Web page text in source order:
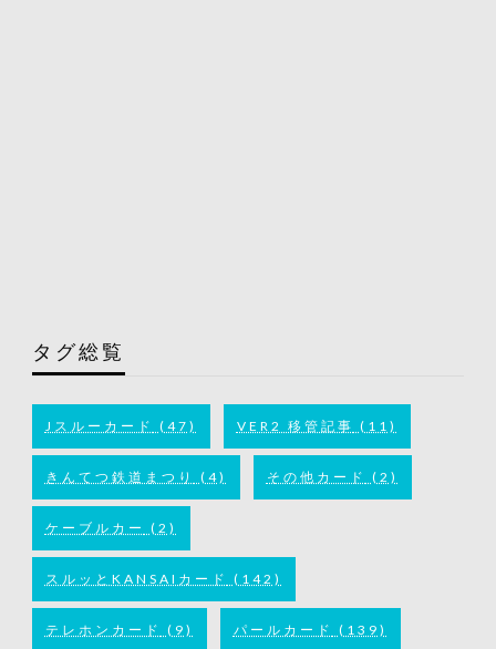
タグ総覧
Jスルーカード (47) VER2 移管記事 (11)
きんてつ鉄道まつり (4) その他カード (2)
ケーブルカー (2)
スルッとKANSAIカード (142)
テレホンカード (9) パールカード (139)